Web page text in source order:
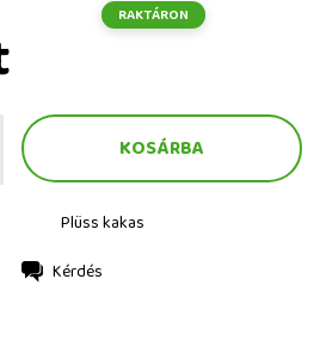
RAKTÁRON
Plüss kakas
Kérdés